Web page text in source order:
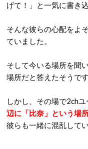
げて！」と一気に書き
そんな彼らの心配をよ
ていました。
そして今いる場所を聞
場所だと答えたそうです
しかし、その場で2ch
辺に「比奈」という場
彼らも一緒に混乱してい